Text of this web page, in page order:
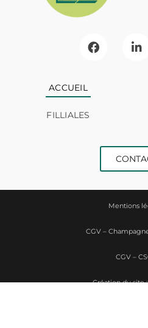
ACCUEIL
FILLIALES
Mentions
CGV –
CGV –
Création du site